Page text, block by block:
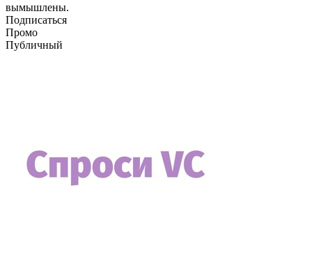
вымышлены.
Подписаться
Промо
Публичный